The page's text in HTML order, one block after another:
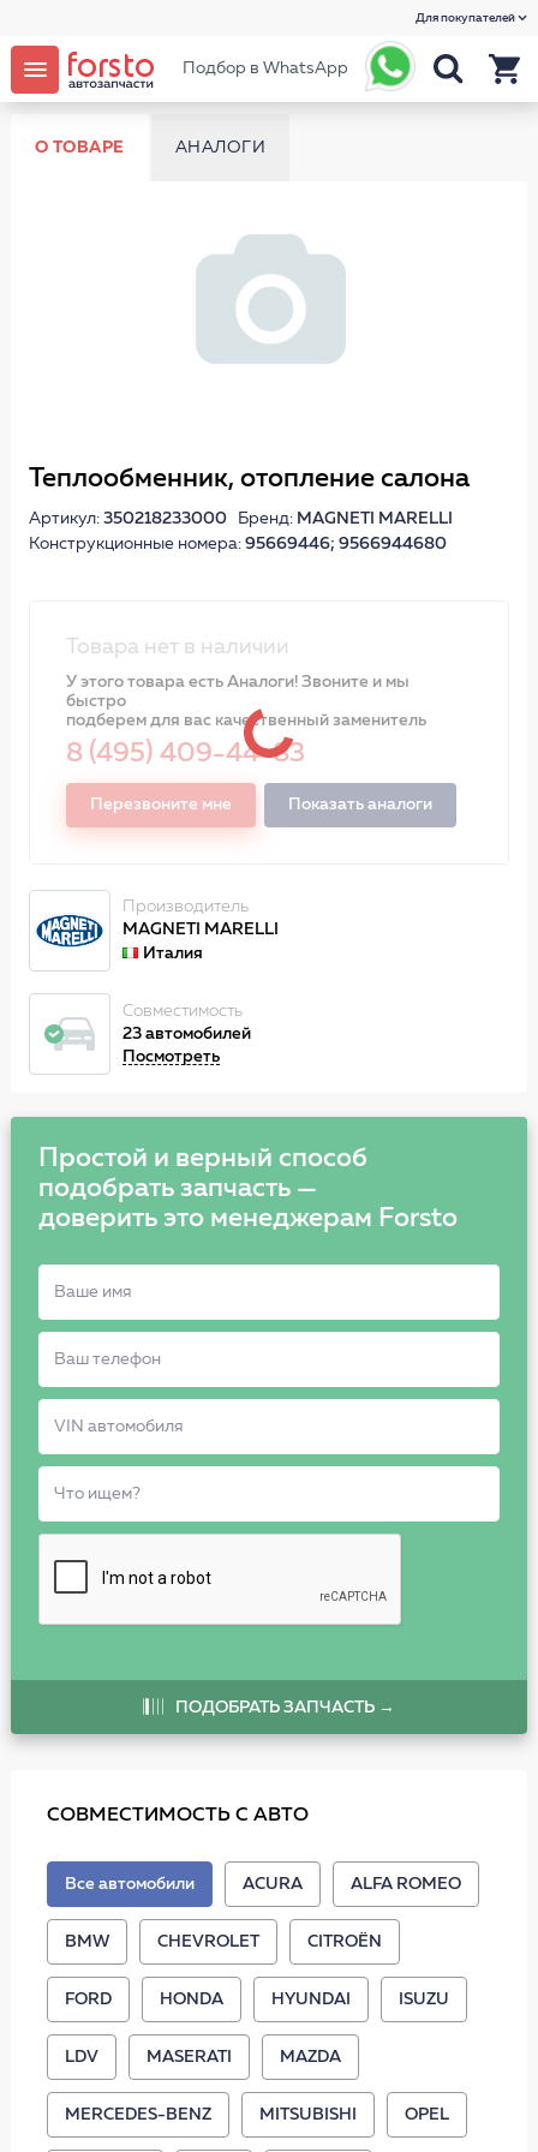
Для покупателей
Подбор в WhatsApp
О ТОВАРЕ АНАЛОГИ
Теплообменник, отопление салона
Артикул: 350218233000Бренд: MAGNETI MARELLI
Конструкционные номера: 95669446; 9566944680
Товара нет в наличии
У этого товара есть Аналоги! Звоните и мы
быстро
подберем для вас качественный заменитель
8 (495) 409-44-83
Перезвоните мне Показать аналоги
Производитель
MAGNETI MARELLI
Италия
Совместимость
23 автомобилей
Посмотреть
Простой и верный способ
подобрать запчасть —
доверить это менеджерам Forsto
ПОДОБРАТЬ ЗАПЧАСТЬ →
СОВМЕСТИМОСТЬ С АВТО
Все автомобили ACURA ALFA ROMEO
BMW CHEVROLET CITROËN
FORD HONDA HYUNDAI ISUZU
LDV MASERATI MAZDA
MERCEDES-BENZ MITSUBISHI OPEL